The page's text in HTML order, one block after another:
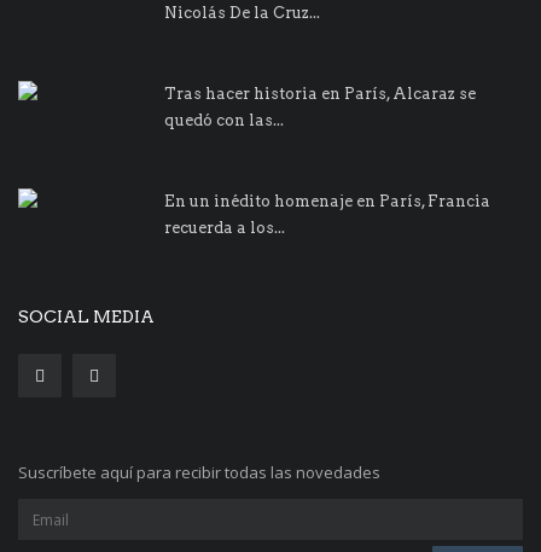
Nicolás De la Cruz...
Tras hacer historia en París, Alcaraz se
quedó con las...
En un inédito homenaje en París, Francia
recuerda a los...
SOCIAL MEDIA
Suscríbete aquí para recibir todas las novedades